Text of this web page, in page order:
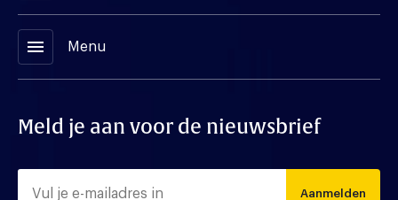
menu Menu
Meld je aan voor de nieuwsbrief
Aanmelden